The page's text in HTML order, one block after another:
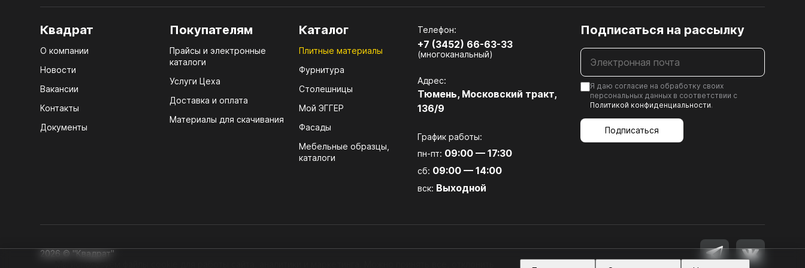
ЛХДФ Кроношпан МДФ ЭГГЕР Шлифованная ДВП, ХДФ
8.13. Ящик Hafele Матрикс
8.14. Ящик DTC
10.1. Мебельные петли
10.2. Амортизаторы и толкатели
10.3. Карточные петли
10.4. Потайные петли
11. СОЕДИНИТЕЛЬНАЯ
11.1. Эксцентриковая стяжка
11.3. Конфирмат (евровинт)
11.5. Полкодержатели
12. ЗАМКИ МЕБЕЛЬНЫЕ
Квадрат
О компании
Новости
Вакансии
Контакты
Документы
Покупателям
Прайсы и электронные
каталоги
Услуги Цеха
Доставка и оплата
Материалы для скачивания
Каталог
Плитные материалы
Фурнитура
Столешницы
Мой ЭГГЕР
Фасады
Мебельные образцы,
каталоги
Телефон:
+7 (3452) 66-63-33
(многоканальный)
Адрес:
Тюмень, Московский тракт,
136/9
График работы:
пн-пт: 09:00 — 17:30
сб: 09:00 — 14:00
вск: Выходной
Подписаться на рассылку
Я даю согласие на обработку своих
персональных данных в соответствии с
Политикой конфиденциальности.
Подписаться
2026 © "Квадрат"